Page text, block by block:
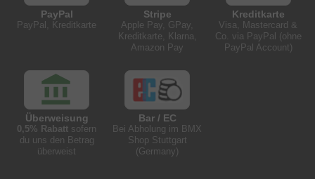
PayPal
PayPal, Kreditkarte
Stripe
Apple Pay, GPay,
Kreditkarte, Klarna,
Amazon Pay
Kreditkarte
Visa, Mastercard &
Co. via PayPal (ohne
PayPal Account)
Überweisung
0,5% Rabatt sofern
du uns den Betrag
überweist
Bar / EC
Bei Abholung im BMX
Shop Stuttgart
(Germany)